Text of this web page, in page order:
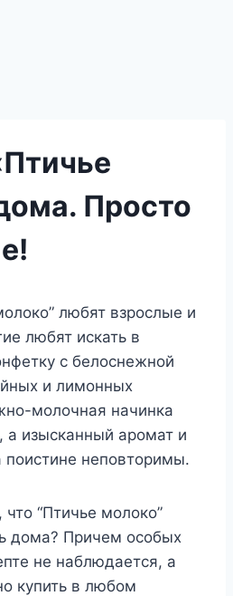
Просто
любят взрослые и
любят искать в
с белоснежной
и лимонных
молочная начинка
а изысканный аромат и
поистине неповторимы.
“Птичье молоко”
дома? Причем особых
не наблюдается, а
купить в любом